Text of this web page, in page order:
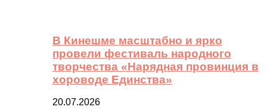
В Кинешме масштабно и ярко
провели фестиваль народного
творчества «Нарядная провинция в
хороводе Единства»
20.07.2026